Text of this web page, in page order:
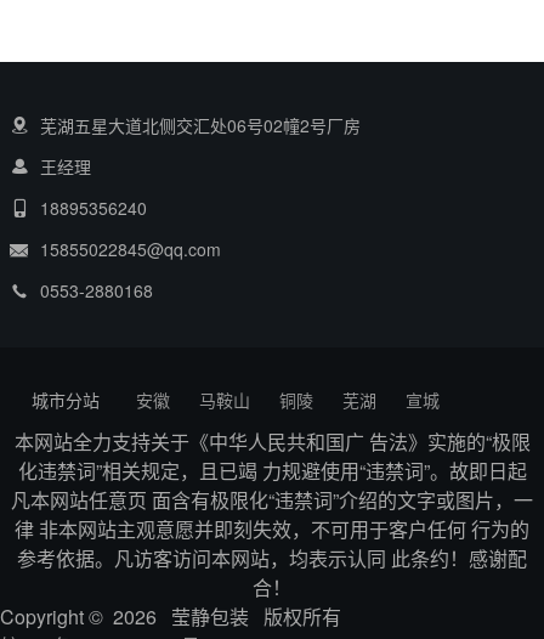
芜湖五星大道北侧交汇处06号02幢2号厂房
王经理
18895356240
15855022845@qq.com
0553-2880168
城市分站 安徽 马鞍山 铜陵 芜湖 宣城
本网站全力支持关于《中华人民共和国广 告法》实施的“极限
化违禁词”相关规定，且已竭 力规避使用“违禁词”。故即日起
凡本网站任意页 面含有极限化“违禁词”介绍的文字或图片，一
律 非本网站主观意愿并即刻失效，不可用于客户任何 行为的
参考依据。凡访客访问本网站，均表示认同 此条约！感谢配
合！
Copyright © 2026 莹静包装 版权所有